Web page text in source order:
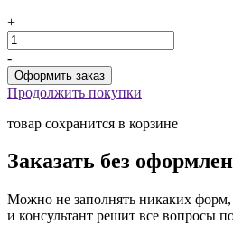
+
-
Продолжить покупки
товар сохранится в корзине
Заказать без
Можно не заполнять никаких форм,
и консультант решит все вопросы